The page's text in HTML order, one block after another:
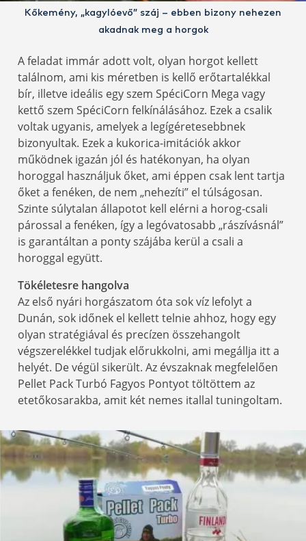
Kőkemény, „kagylóevő” száj – ebben bizony nehezen
akadnak meg a horgok
A feladat immár adott volt, olyan horgot kellett
találnom, ami kis méretben is kellő erőtartalékkal
bír, illetve ideális egy szem SpéciCorn Mega vagy
kettő szem SpéciCorn felkínálásához. Ezek a csalik
voltak ugyanis, amelyek a legígéretesebbnek
bizonyultak. Ezek a kukorica-imitációk akkor
működnek igazán jól és hatékonyan, ha olyan
horoggal használjuk őket, ami éppen csak lent tartja
őket a fenéken, de nem „nehezíti” el túlságosan.
Szinte súlytalan állapotot kell elérni a horog-csali
párossal a fenéken, így a legóvatosabb „rászívásnál”
is garantáltan a ponty szájába kerül a csali a
horoggal együtt.
Tökéletesre hangolva
Az első nyári horgászatom óta sok víz lefolyt a
Dunán, sok időnek el kellett telnie ahhoz, hogy egy
olyan stratégiával és precízen összehangolt
végszerelékkel tudjak előrukkolni, ami megállja itt a
helyét. De végül sikerült. Az évszaknak megfelelően
Pellet Pack Turbó Fagyos Pontyot töltöttem az
etetőkosarakba, amit két nemes itallal tuningoltam.